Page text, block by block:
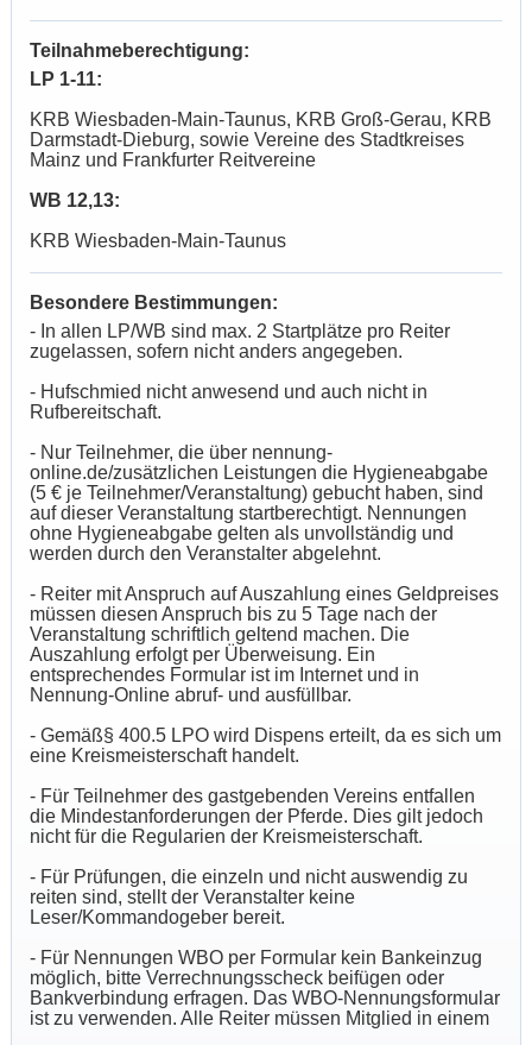
Teilnahmeberechtigung:
LP 1-11:
KRB Wiesbaden-Main-Taunus, KRB Groß-Gerau, KRB
Darmstadt-Dieburg, sowie Vereine des Stadtkreises
Mainz und Frankfurter Reitvereine
WB 12,13:
KRB Wiesbaden-Main-Taunus
Besondere Bestimmungen:
- In allen LP/WB sind max. 2 Startplätze pro Reiter
zugelassen, sofern nicht anders angegeben.
- Hufschmied nicht anwesend und auch nicht in
Rufbereitschaft.
- Nur Teilnehmer, die über nennung-
online.de/zusätzlichen Leistungen die Hygieneabgabe
(5 € je Teilnehmer/Veranstaltung) gebucht haben, sind
auf dieser Veranstaltung startberechtigt. Nennungen
ohne Hygieneabgabe gelten als unvollständig und
werden durch den Veranstalter abgelehnt.
- Reiter mit Anspruch auf Auszahlung eines Geldpreises
müssen diesen Anspruch bis zu 5 Tage nach der
Veranstaltung schriftlich geltend machen. Die
Auszahlung erfolgt per Überweisung. Ein
entsprechendes Formular ist im Internet und in
Nennung-Online abruf- und ausfüllbar.
- Gemäß§ 400.5 LPO wird Dispens erteilt, da es sich um
eine Kreismeisterschaft handelt.
- Für Teilnehmer des gastgebenden Vereins entfallen
die Mindestanforderungen der Pferde. Dies gilt jedoch
nicht für die Regularien der Kreismeisterschaft.
- Für Prüfungen, die einzeln und nicht auswendig zu
reiten sind, stellt der Veranstalter keine
Leser/Kommandogeber bereit.
- Für Nennungen WBO per Formular kein Bankeinzug
möglich, bitte Verrechnungsscheck beifügen oder
Bankverbindung erfragen. Das WBO-Nennungsformular
ist zu verwenden. Alle Reiter müssen Mitglied in einem